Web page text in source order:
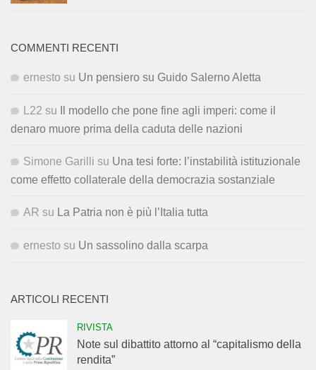
COMMENTI RECENTI
ernesto su Un pensiero su Guido Salerno Aletta
L22 su
Il modello che pone fine agli imperi: come il
denaro muore prima della caduta delle nazioni
Simone Garilli su Una tesi forte: l’instabilità istituzionale
come effetto collaterale della democrazia sostanziale
AR su La Patria non è più l’Italia tutta
ernesto su Un sassolino dalla scarpa
ARTICOLI RECENTI
RIVISTA
Note sul dibattito attorno al “capitalismo della
rendita”